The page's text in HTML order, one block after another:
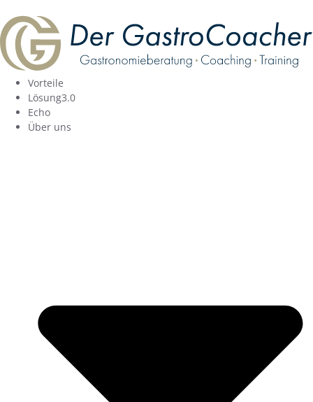
springen
Vorteile
Lösung3.0
Echo
Über uns